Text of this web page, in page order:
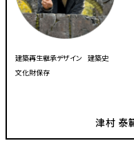
建築再生継承デザイン 建築史
文化財保存
津村 泰